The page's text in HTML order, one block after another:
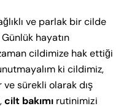
ve parlak bir cilde
hayatın
cildimize hak ettiği
ki cildimiz,
ve sürekli olarak dış
cilt bakımı rutinimizi